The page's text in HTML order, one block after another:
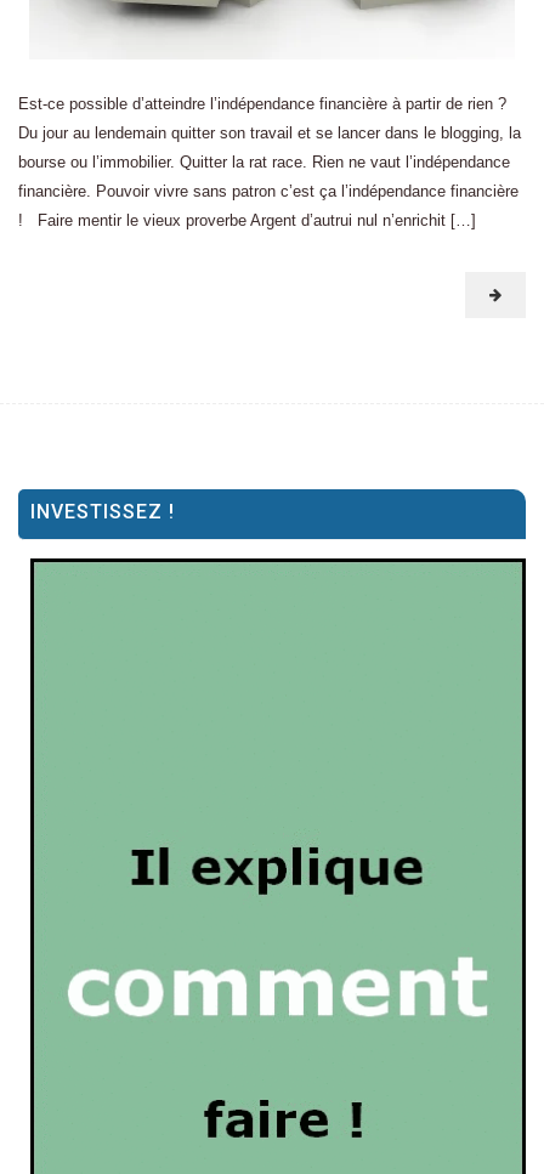
Est-ce possible d’atteindre l’indépendance financière à partir de rien ?
Du jour au lendemain quitter son travail et se lancer dans le blogging, la
bourse ou l’immobilier. Quitter la rat race. Rien ne vaut l’indépendance
financière. Pouvoir vivre sans patron c’est ça l’indépendance financière
! Faire mentir le vieux proverbe Argent d’autrui nul n’enrichit […]
INVESTISSEZ !